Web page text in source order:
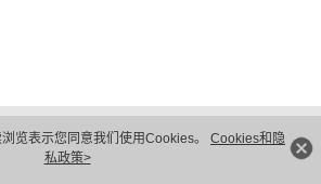
览表示您同意我们使用Cookies。 Cookies和隐
私政策>
隐私保护
法律声明